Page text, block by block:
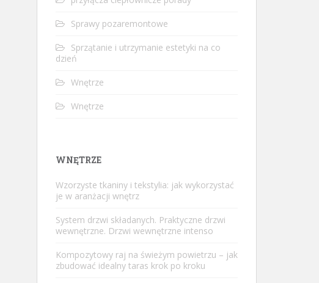
Sprawy pozaremontowe
Sprzątanie i utrzymanie estetyki na co
dzień
Wnętrze
Wnętrze
WNĘTRZE
Wzorzyste tkaniny i tekstylia: jak wykorzystać
je w aranżacji wnętrz
System drzwi składanych. Praktyczne drzwi
wewnętrzne. Drzwi wewnętrzne intenso
Kompozytowy raj na świeżym powietrzu – jak
zbudować idealny taras krok po kroku